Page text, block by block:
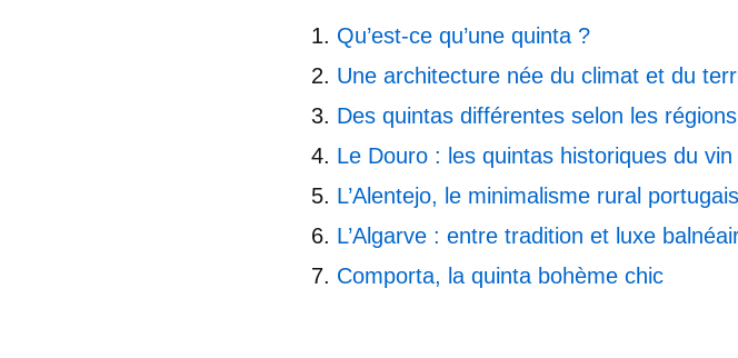
Qu’est-ce qu’une quinta ?
Une architecture née du climat et du
Des quintas différentes selon les régions
Le Douro : les quintas historiques du vin
L’Alentejo, le minimalisme rural portugais
L’Algarve : entre tradition et luxe
Comporta, la quinta bohème chic